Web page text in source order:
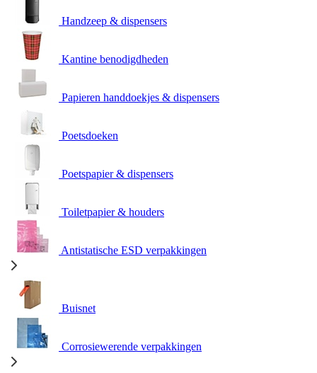
Handzeep & dispensers
Kantine benodigdheden
Papieren handdoekjes & dispensers
Poetsdoeken
Poetspapier & dispensers
Toiletpapier & houders
Antistatische ESD verpakkingen
Buisnet
Corrosiewerende verpakkingen